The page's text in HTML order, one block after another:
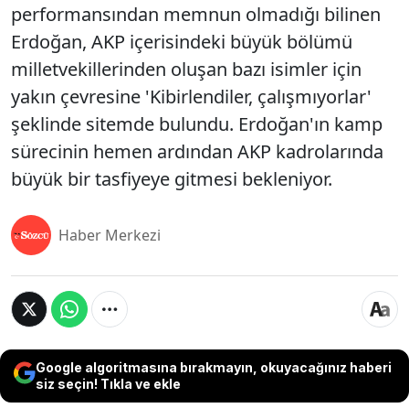
performansından memnun olmadığı bilinen
Erdoğan, AKP içerisindeki büyük bölümü
milletvekillerinden oluşan bazı isimler için
yakın çevresine 'Kibirlendiler, çalışmıyorlar'
şeklinde sitemde bulundu. Erdoğan'ın kamp
sürecinin hemen ardından AKP kadrolarında
büyük bir tasfiyeye gitmesi bekleniyor.
Haber Merkezi
Google algoritmasına bırakmayın, okuyacağınız haberi
siz seçin! Tıkla ve ekle